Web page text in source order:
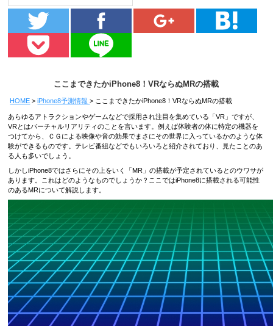
ここまできたかiPhone8！VRならぬMRの搭載
HOME iPhone8予測情報 ここまできたかiPhone8！VRならぬMRの搭載
あらゆるアトラクションやゲームなどで採用され注目を集めている「VR」ですが、
VRとはバーチャルリアリティのことを言います。例えば体験者の体に特定の機器を
つけてから、ＣＧによる映像や音の効果でまさにその世界に入っているかのような体
験ができるものです。テレビ番組などでもいろいろと紹介されており、見たことのあ
る人も多いでしょう。
しかしiPhone8ではさらにその上をいく「MR」の搭載が予定されているとのウワサが
あります。これはどのようなものでしょうか？ここではiPhone8に搭載される可能性
のあるMRについて解説します。